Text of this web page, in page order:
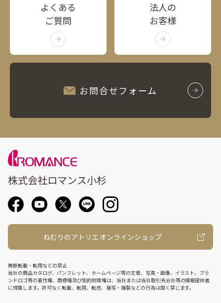
よくある
ご質問
法人の
お客様
お問合せフォーム
株式会社ロマンス小杉
ねむりのアトリエ オンラインショップ
無断転載・転用などの禁止
当社の商品カタログ、パンフレット、ホームページ等の文章、写真・画像、イラスト、ブラ
ンドロゴ等の著作権、商標権及び知的財産権は、当社または当社取引先会社等の情報提供者
に帰属します。許可なく転載、転用、転売、複写・複製などの行為は固く禁じます。